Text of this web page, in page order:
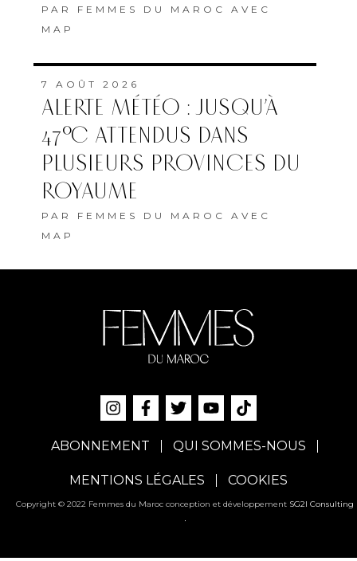
PAR FEMMES DU MAROC AVEC
MAP
7 AOÛT 2026
ALERTE MÉTÉO : JUSQU’À
47°C ATTENDUS DANS
PLUSIEURS PROVINCES DU
ROYAUME
PAR FEMMES DU MAROC AVEC
MAP
ABONNEMENT QUI SOMMES-NOUS
MENTIONS LÉGALES COOKIES
Copyright © 2022 Femmes du Maroc conception et développement SG2I Consulting